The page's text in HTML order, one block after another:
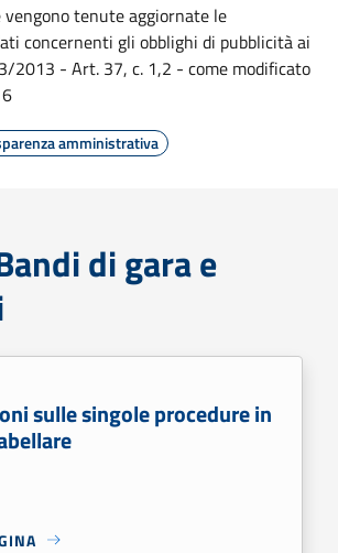
vengono tenute aggiornate le
concernenti gli obblighi di pubblicità ai
2013 - Art. 37, c. 1,2 - come modificato
amministrativa
di gara e
sulle singole procedure in